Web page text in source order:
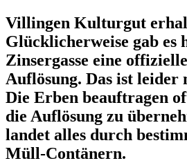
Villingen Kulturgut
Glücklicherweise gab es
Zinsergasse eine
Auflösung. Das ist leider
Die Erben beauftragen
die Auflösung zu
landet alles durch
Müll-Contänern.